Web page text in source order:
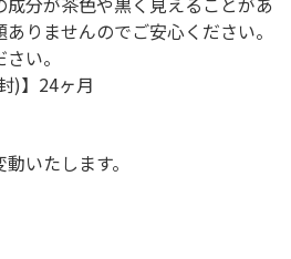
りませんのでご安心ください。
い。
)】24ヶ月
いたします。